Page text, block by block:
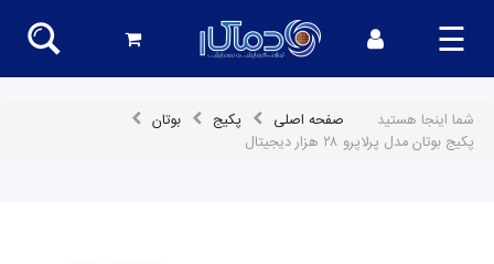
☰
شما اینجا هستید صفحه اصلی پکیج
بوتان
پکیج بوتان مدل پرلاپرو ۲۸ هزار دیجیتال